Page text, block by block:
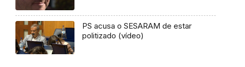
PS acusa o SESARAM de estar
politizado (vídeo)